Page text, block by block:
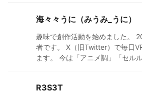
新しいものは少しお安くする予
airstyles when I’m not fully
n. 仕上がりに納得いかなかった
アップデートすることがありま
ラ増やせないじゃん・・・・
t/users/10872475 X https://
ps://www.youtube.com/
3BkWLzGydJsIMrKbanK booth
m/
海々々うに（みうみ_うに）
趣味で創作活動を始めました。
者です。 X（旧Twitter）で毎日
ます。 今は「アニメ調」「セル
r.com/3umi_Uni pixiv：https://
09828 lit.link：https://lit.link/
R3S3T